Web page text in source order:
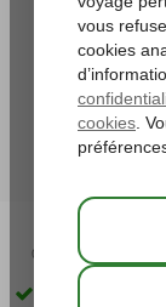
04:50
Hôtel